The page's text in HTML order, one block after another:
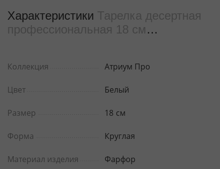
Характеристики Тарелка десертная
профессиональная 18 см
Коллекция Атриум Про
Цвет Белый
Размер 18 см
Форма Круглая
Материал изделия Фарфор